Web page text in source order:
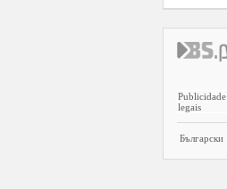
Publicidade
legais
Български